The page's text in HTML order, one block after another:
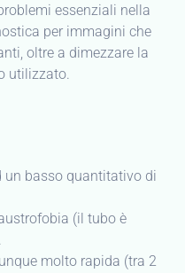
essenziali nella
per immagini che
oltre a dimezzare la
utilizzato.
un basso quantitativo di
(il tubo è
molto rapida (tra 2